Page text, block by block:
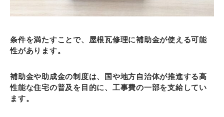
条件を満たすことで、屋根瓦修理に補助金が使える可能
性があります。
補助金や助成金の制度は、国や地方自治体が推進する高
性能な住宅の普及を目的に、工事費の一部を支給してい
ます。